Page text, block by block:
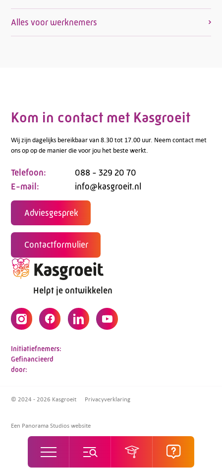
Alles voor werknemers
Kom in contact met Kasgroeit
Wij zijn dagelijks bereikbaar van 8.30 tot 17.00 uur. Neem contact met
ons op op de manier die voor jou het beste werkt.
Telefoon:
088 - 329 20 70
E-mail:
info@kasgroeit.nl
Adviesgesprek
Contactformulier
Helpt je ontwikkelen
Initiatiefnemers:
Gefinancieerd
door:
© 2024 - 2026 Kasgroeit Privacyverklaring
Een Panorama Studios website